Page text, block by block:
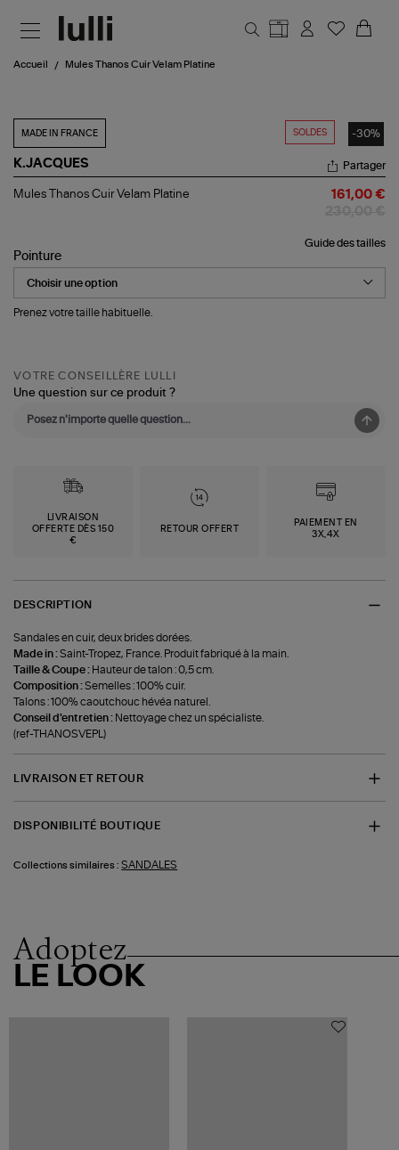
Accueil Mules Thanos Cuir Velam Platine
SOLDES -30%
MADE IN FRANCE
K.JACQUES
Mules
Platine
Partager
Mules Thanos Cuir Velam Platine 161,00 €
Guide des tailles
Pointure
Prenez votre taille habituelle.
VOTRE CONSEILLÈRE LULLI
Une question sur ce produit ?
LIVRAISON
OFFERTE DÈS 150
€
RETOUR OFFERT
PAIEMENT EN
3X,4X
DESCRIPTION
Sandales en cuir, deux brides dorées.
Made in :Saint-Tropez, France. Produit fabriqué à la main.
Taille & Coupe : Hauteur de talon : 0,5 cm.
Composition :Semelles : 100% cuir.
Talons : 100% caoutchouc hévéa naturel.
Conseil d'entretien : Nettoyage chez un spécialiste.
(ref-THANOSVEPL)
LIVRAISON ET RETOUR
DISPONIBILITÉ BOUTIQUE
Collections similaires : SANDALES
Adoptez
LE LOOK